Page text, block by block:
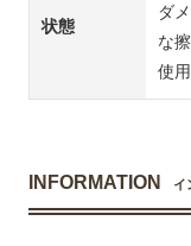
状態
ダ
な
使
INFORMATION イ